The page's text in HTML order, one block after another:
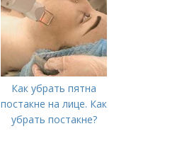
Как убрать пятна
постакне на лице. Как
убрать постакне?